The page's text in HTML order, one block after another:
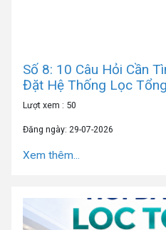
Số 8: 10 Câu Hỏi Cần
Đặt Hệ Thống Lọc Tổng
Lượt xem : 50
Đăng ngày: 29-07-2026
Xem thêm...